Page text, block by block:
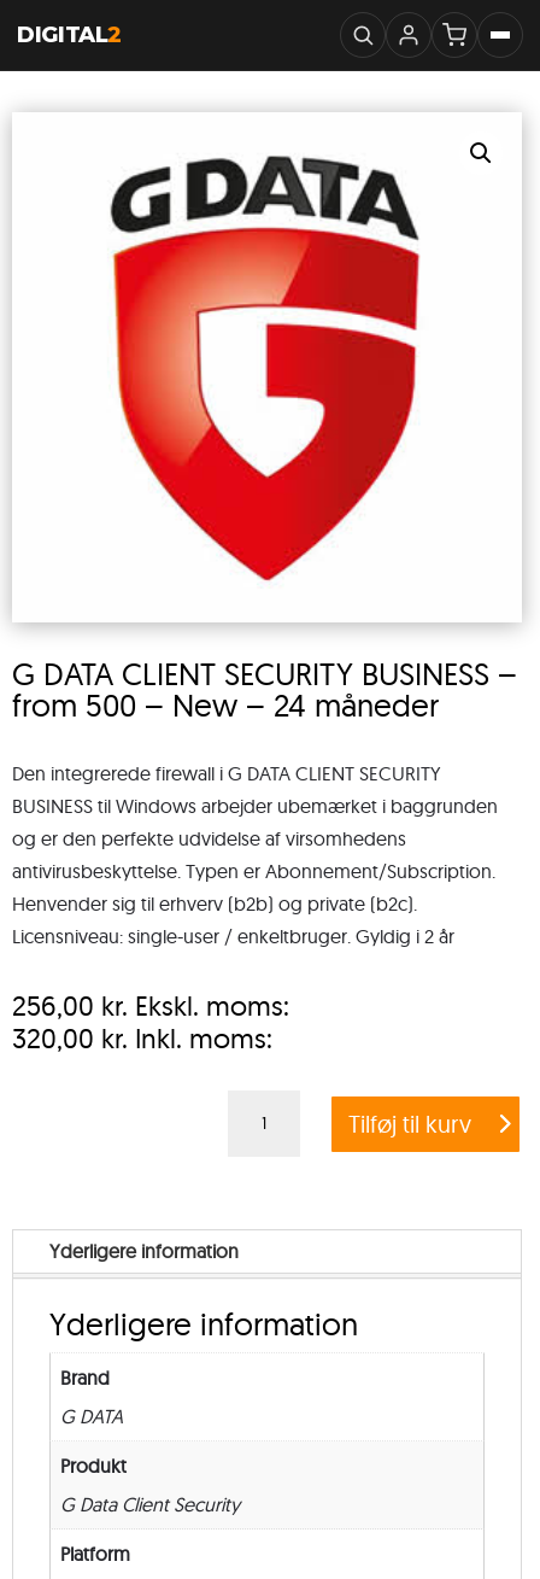
DIGITAL2
G DATA CLIENT SECURITY BUSINESS –
from 500 – New – 24 måneder
Den integrerede firewall i G DATA CLIENT SECURITY
BUSINESS til Windows arbejder ubemærket i baggrunden
og er den perfekte udvidelse af virsomhedens
antivirusbeskyttelse. Typen er Abonnement/Subscription.
Henvender sig til erhverv (b2b) og private (b2c).
Licensniveau: single-user / enkeltbruger. Gyldig i 2 år
256,00 kr. Ekskl. moms:
320,00 kr. Inkl. moms:
BUSINESS
–
500
måneder
antal
Tilføj til kurv
Yderligere information
Yderligere information
Brand
G DATA
Produkt
G Data Client Security
Platform